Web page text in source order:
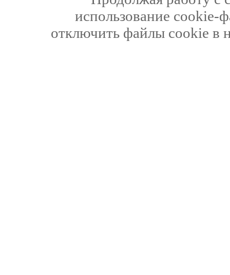
использование cookie-
отключить файлы cookie в